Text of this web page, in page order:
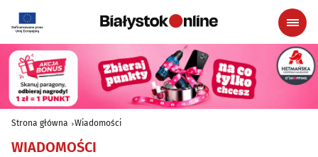
Strona główna Wiadomości
WIADOMOŚCI